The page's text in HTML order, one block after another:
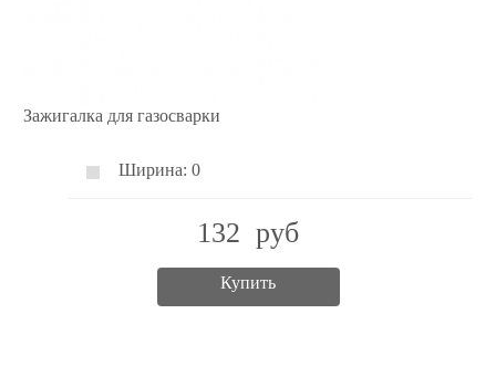
Зажигалка для газосварки
Ширина: 0
132 руб
Купить